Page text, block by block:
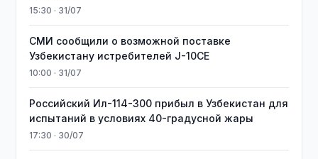
15:30 · 31/07
СМИ сообщили о возможной поставке
Узбекистану истребителей J-10CE
10:00 · 31/07
Российский Ил-114-300 прибыл в Узбекистан для
испытаний в условиях 40-градусной жары
17:30 · 30/07